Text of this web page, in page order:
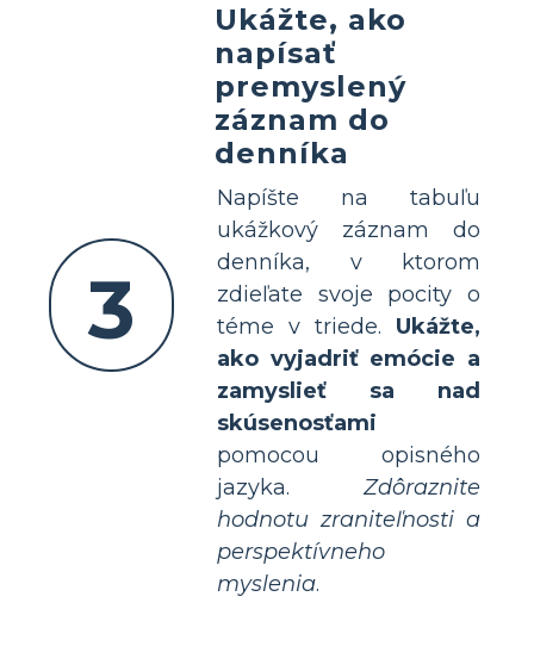
3
Ukážte, ako
napísať
premyslený
záznam do
denníka
Napíšte na tabuľu
ukážkový záznam do
denníka, v ktorom
zdieľate svoje pocity o
téme v triede. Ukážte,
ako vyjadriť emócie a
zamyslieť sa nad
skúsenosťami
pomocou opisného
jazyka. Zdôraznite
hodnotu zraniteľnosti a
perspektívneho
myslenia.